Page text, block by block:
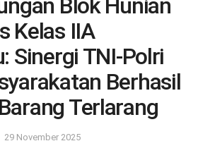
Blok Hunian
Kelas IIA
Sinergi TNI-Polri
Berhasil
Terlarang
29 November 2025